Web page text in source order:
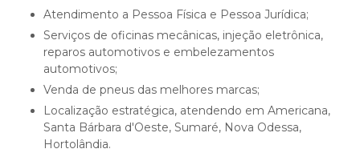
Atendimento a Pessoa Física e Pessoa Jurídica;
Serviços de oficinas mecânicas, injeção eletrônica,
reparos automotivos e embelezamentos
automotivos;
Venda de pneus das melhores marcas;
Localização estratégica, atendendo em Americana,
Santa Bárbara d'Oeste, Sumaré, Nova Odessa,
Hortolândia.